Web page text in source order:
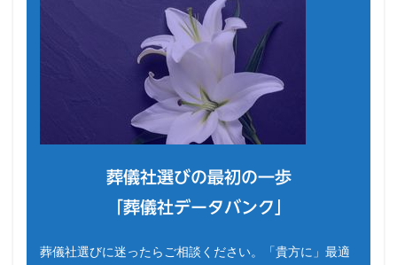
葬儀社選びの最初の一歩
「葬儀社データバンク」
葬儀社選びに迷ったらご相談ください。「貴方に」最適